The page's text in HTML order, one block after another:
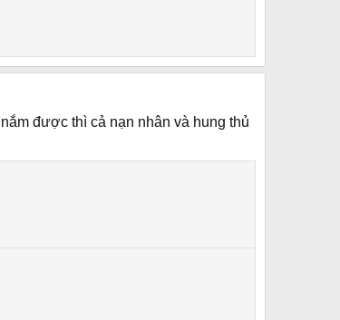
được thì cả nạn nhân và hung thủ